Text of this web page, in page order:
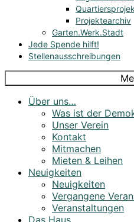
Projektearchiv
Garten.Werk.Stadt
Jede Spende hilft!
Stellenausschreibungen
Über uns…
Was ist der
Unser Verein
Kontakt
Mitmachen
Mieten & Leihen
Neuigkeiten
Neuigkeiten
Vergangene
Veranstaltungen
Das Haus